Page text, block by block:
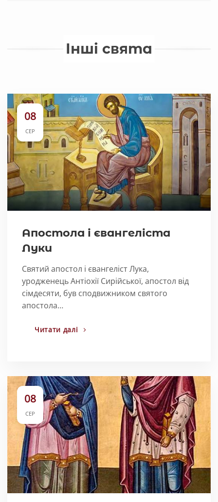
Інші свята
08
СЕР
Апостола і євангеліста
Луки
Святий апостол і євангеліст Лука,
уродженець Антіохії Сирійської, апостол від
сімдесяти, був сподвижником святого
апостола…
Читати далі
08
СЕР